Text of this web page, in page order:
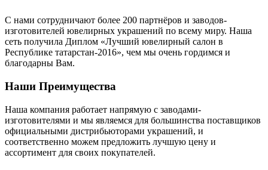
С нами сотрудничают более 200 партнёров и заводов-
изготовителей ювелирных украшений по всему миру. Наша
сеть получила Диплом «Лучший ювелирный салон в
Республике татарстан-2016», чем мы очень гордимся и
благодарны Вам.
Наши Преимущества
Наша компания работает напрямую с заводами-
изготовителями и мы являемся для большинства поставщиков
официальными дистрибьюторами украшений, и
соответственно можем предложить лучшую цену и
ассортимент для своих покупателей.